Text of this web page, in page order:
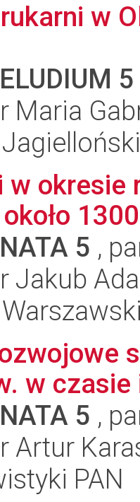
w
5
Maria
w
5 ,
Jakub
w
5 ,
Artur
PAN